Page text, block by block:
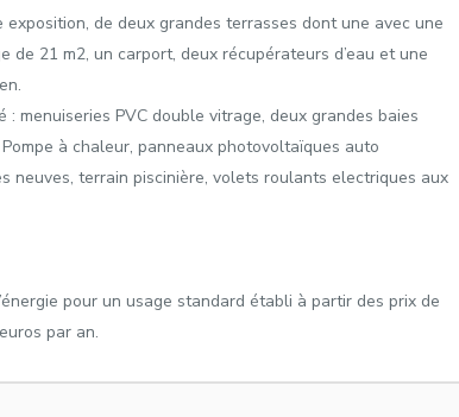
de deux grandes terrasses dont une avec une
de 21 m2, un carport, deux récupérateurs d’eau et une
menuiseries PVC double vitrage, deux grandes baies
à chaleur, panneaux photovoltaïques auto
neuves, terrain piscinière, volets roulants electriques aux
pour un usage standard établi à partir des prix de
par an.